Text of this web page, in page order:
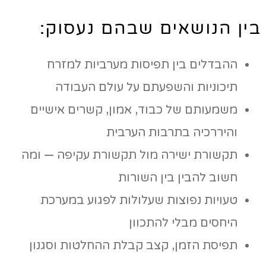
בין הנושאים שבהם נעסוק:
ההבדלים בין תפיסות מערביות למזרח
תיכוניות והשפעתם על עולם העבודה
משמעותם של כבוד, אמון, קשרים אישיים
והיררכיה בתרבות הערבית
תקשורת ישירה מול תקשורת עקיפה — ומה
חשוב להבין בין השורות
טעויות נפוצות שעלולות לפגוע במערכת
היחסים מבלי להתכוון
תפיסת הזמן, קצב קבלת ההחלטות וסגנון